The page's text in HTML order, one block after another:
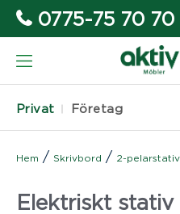
0775-75 70 70
Privat Företag
Hem / Skrivbord / 2-pelarstativ
Elektriskt stativ